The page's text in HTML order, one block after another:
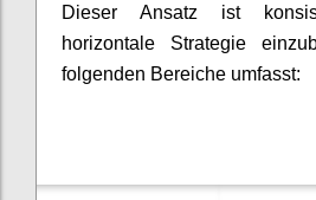
Dieser Ansatz ist
horizontale Strategie
folgenden Bereiche umfasst: